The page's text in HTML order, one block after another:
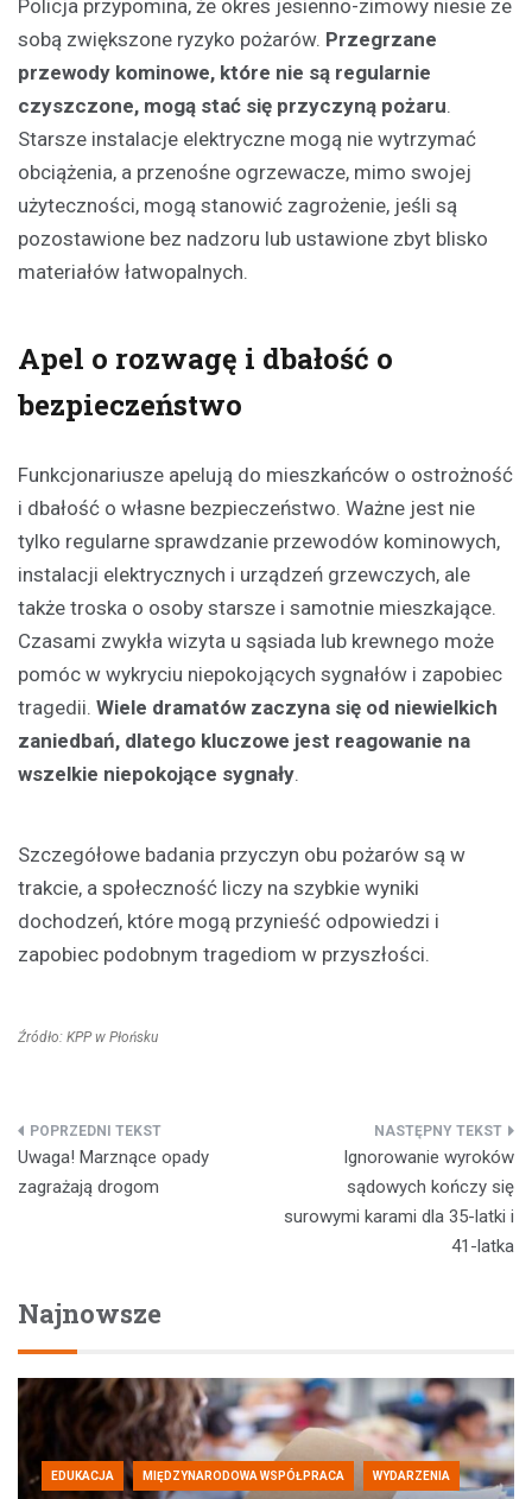
Policja przypomina, że okres jesienno-zimowy niesie ze
sobą zwiększone ryzyko pożarów. Przegrzane
przewody kominowe, które nie są regularnie
czyszczone, mogą stać się przyczyną pożaru.
Starsze instalacje elektryczne mogą nie wytrzymać
obciążenia, a przenośne ogrzewacze, mimo swojej
użyteczności, mogą stanowić zagrożenie, jeśli są
pozostawione bez nadzoru lub ustawione zbyt blisko
materiałów łatwopalnych.
Apel o rozwagę i dbałość o
bezpieczeństwo
Funkcjonariusze apelują do mieszkańców o ostrożność
i dbałość o własne bezpieczeństwo. Ważne jest nie
tylko regularne sprawdzanie przewodów kominowych,
instalacji elektrycznych i urządzeń grzewczych, ale
także troska o osoby starsze i samotnie mieszkające.
Czasami zwykła wizyta u sąsiada lub krewnego może
pomóc w wykryciu niepokojących sygnałów i zapobiec
tragedii. Wiele dramatów zaczyna się od niewielkich
zaniedbań, dlatego kluczowe jest reagowanie na
wszelkie niepokojące sygnały.
Szczegółowe badania przyczyn obu pożarów są w
trakcie, a społeczność liczy na szybkie wyniki
dochodzeń, które mogą przynieść odpowiedzi i
zapobiec podobnym tragediom w przyszłości.
Źródło: KPP w Płońsku
Nawigacja
wpisu
Uwaga! Marznące opady
zagrażają drogom
Ignorowanie wyroków
sądowych kończy się
surowymi karami dla 35-latki i
41-latka
Najnowsze
EDUKACJA MIĘDZYNARODOWA WSPÓŁPRACA WYDARZENIA